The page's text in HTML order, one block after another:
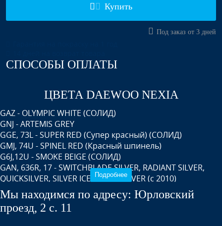
Купить
Под заказ от 3 дней
СПОСОБЫ ОПЛАТЫ
ЦВЕТА DAEWOO NEXIA
GAZ - OLYMPIC WHITE (СОЛИД)
GNJ - ARTEMIS GREY
GGE, 73L - SUPER RED (Супер красный) (СОЛИД)
GMJ, 74U - SPINEL RED (Красный шпинель)
G6J,12U - SMOKE BEIGE (СОЛИД)
GAN, 636R, 17 - SWITCHBLADE SILVER, RADIANT SILVER,
QUICKSILVER, SILVER ICE, BLADE SILVER (c 2010)
GAR, 01Q, 22C - CARBON FLASH, GRAPHITSCHWARZ,
CZARNY CARBON FLASH
GCT - MOROCCAN BLUE
Подробнее
Мы находимся по адресу: Юрловский
проезд, 2 с. 11